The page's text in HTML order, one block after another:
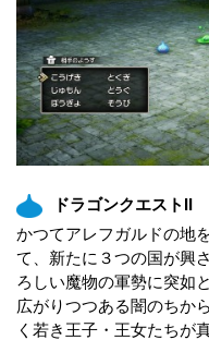
ドラゴンクエストII
かつてアレフガルドの地
て、新たに３つの国が興
ろしい魔物の軍勢に突如
広がりつつある闇のちか
く若き王子・王女たちが